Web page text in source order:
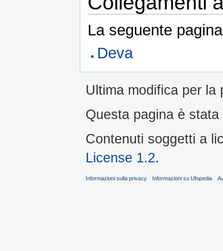
La seguente
Deva
Ultima modifica per la
Questa pagina è
Contenuti soggetti a
License 1.2.
Informazioni sulla privacy Informazioni su Ufopedia